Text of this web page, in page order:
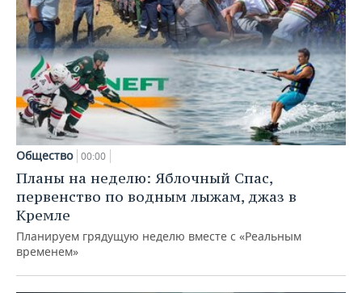
Общество 00:00
Планы на неделю: Яблочный Спас,
первенство по водным лыжам, джаз в
Кремле
Планируем грядущую неделю вместе с «Реальным
временем»